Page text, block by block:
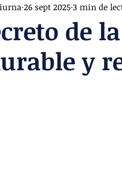
de
y
26 sept 2025 3 min de